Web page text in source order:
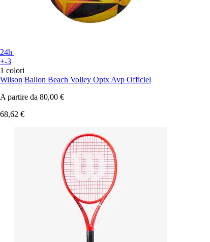
24h
+-3
1 colori
Wilson Ballon Beach Volley Optx Avp Officiel
A partire da 80,00 €
68,62 €